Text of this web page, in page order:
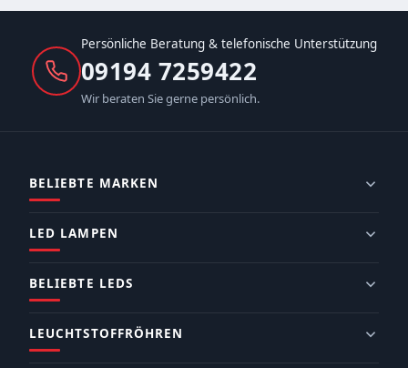
Persönliche Beratung & telefonische Unterstützung
09194 7259422
Wir beraten Sie gerne persönlich.
BELIEBTE MARKEN
LED LAMPEN
BELIEBTE LEDS
LEUCHTSTOFFRÖHREN